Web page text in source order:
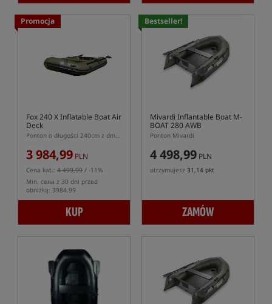
Promocja
Fox 240 X Inflatable Boat Air
Deck
Ponton o długości 240cm z dmuchaną podłogą
3 984,99 PLN
Cena kat.: 4 499,99 / -11%
Min. cena z 30 dni przed
obniżką: 3984.99
KUP
Bestseller!
Mivardi Inflantable Boat M-
BOAT 280 AWB
Ponton Mivardi
4 498,99 PLN
otrzymujesz 31,14 pkt
ZAMÓW